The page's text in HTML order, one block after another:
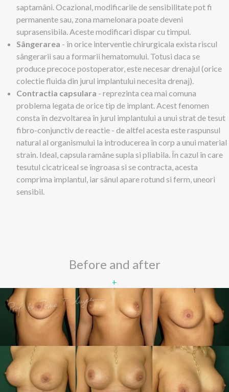
saptamâni. Ocazional, modificarile de sensibilitate pot fi
permanente sau, zona mamelonara poate deveni
suprasensibila. Aceste modificari dispar cu timpul.
Sângerarea - în orice interventie chirurgicala exista riscul
sângerarii sau a formarii hematomului. Totusi daca se
produce precoce postoperator, este necesar drenajul (orice
colectie fluida din jurul implantului necesita drenaj).
Contractia capsulara - reprezinta cea mai comuna
problema legata de orice tip de implant. Acest fenomen
consta în dezvoltarea în jurul implantului a unui strat de tesut
fibro-conjunctiv de reactie - de altfel acesta este raspunsul
natural al organismului la introducerea în corp a unui material
strain. Ideal, capsula ramâne supla si pliabila. În cazul în care
tesutul cicatriceal se îngroasa si se contracta, acesta
comprima implantul, iar sânul apare rotund si ferm, uneori
sensibil.
Before and after
+